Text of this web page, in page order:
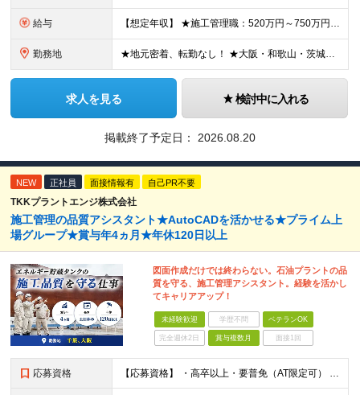
給与 【想定年収】 ★施工管理職：520万円～750万円 ※上記年収は残業時間40時間／月相当の金額を含みます。 月給25万円～35万円＋賞与年2回（原則固定支給額4ヵ月分）＋諸手当（残業手当全額など）
勤務地 ★地元密着、転勤なし！ ★大阪・和歌山・茨城・三重・千葉の各拠点 ★Ｕ・Iターン歓迎！（面接交通費支給） ★社用車貸与（出勤利用OK）、駐車場費用支給 ・大阪府堺市 ・和歌山県有田市 ・茨城県神栖市
求人を見る 検討中に入れる
掲載終了予定日： 2026.08.20
NEW 正社員 面接情報有 自己PR不要
TKKプラントエンジ株式会社
施工管理の品質アシスタント★AutoCADを活かせる★プライム上
場グループ★賞与年4ヵ月★年休120日以上
図面作成だけでは終わらない。石油プラントの品
質を守る、施工管理アシスタント。経験を活かし
てキャリアアップ！
未経験歓迎 学歴不問 ベテランOK
完全週休2日 賞与複数月 面接1回
応募資格 【応募資格】 ・高卒以上・要普免（AT限定可） ・AutoCADの経験者 →自社で図面を一部変更する場合があるため。設計分野は不問です。 ・施工図面が読めること 【歓迎する経験】 ◎AutoCADの